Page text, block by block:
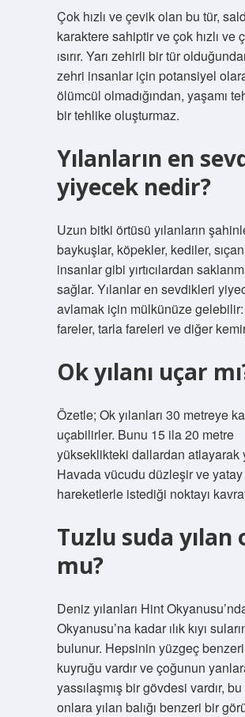
Çok hızlı ve çevik olan bu tür,
karaktere sahiptir ve çok hızlı ve
ısırır. Yarı zehirli bir tür
zehri insanlar için potansiyel
ölümcül olmadığından, yaşamı
bir tehlike oluşturmaz.
Yılanların en
yiyecek nedir?
Uzun bitki örtüsü yılanların
baykuşlar, köpekler, kediler,
insanlar gibi yırtıcılardan
sağlar. Yılanlar en sevdikleri
avlamak için mülkünüze gelebilir:
fareler, tarla fareleri ve diğer
Ok yılanı uçar
Özetle; Ok yılanları 30 metreye
uçabilirler. Bunu 15 ila 20 metre
yükseklikteki dallardan atlayarak
Havada vücudu düzleşir ve yatay
hareketlerle istediği noktayı
Tuzlu suda yılan
mu?
Deniz yılanları Hint
Okyanusu’na kadar ılık kıyı
bulunur. Hepsinin yüzgeç
kuyruğu vardır ve çoğunun
yassılaşmış bir gövdesi vardır,
onlara yılan balığı benzeri bir